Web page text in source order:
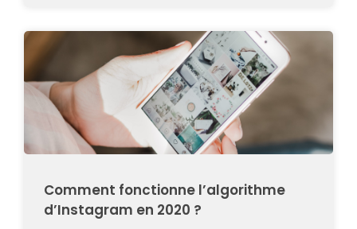
Comment fonctionne l’algorithme
d’Instagram en 2020 ?